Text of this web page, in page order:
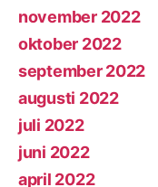
november 2022
oktober 2022
september 2022
augusti 2022
juli 2022
juni 2022
april 2022